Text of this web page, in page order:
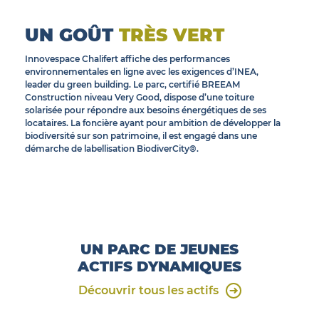
UN GOÛT TRÈS VERT
Innovespace Chalifert affiche des performances
environnementales en ligne avec les exigences d’INEA,
leader du green building. Le parc, certifié BREEAM
Construction niveau Very Good, dispose d’une toiture
solarisée pour répondre aux besoins énergétiques de ses
locataires. La foncière ayant pour ambition de développer la
biodiversité sur son patrimoine, il est engagé dans une
démarche de labellisation BiodiverCity®.
UN PARC DE JEUNES
ACTIFS DYNAMIQUES
Découvrir tous les actifs